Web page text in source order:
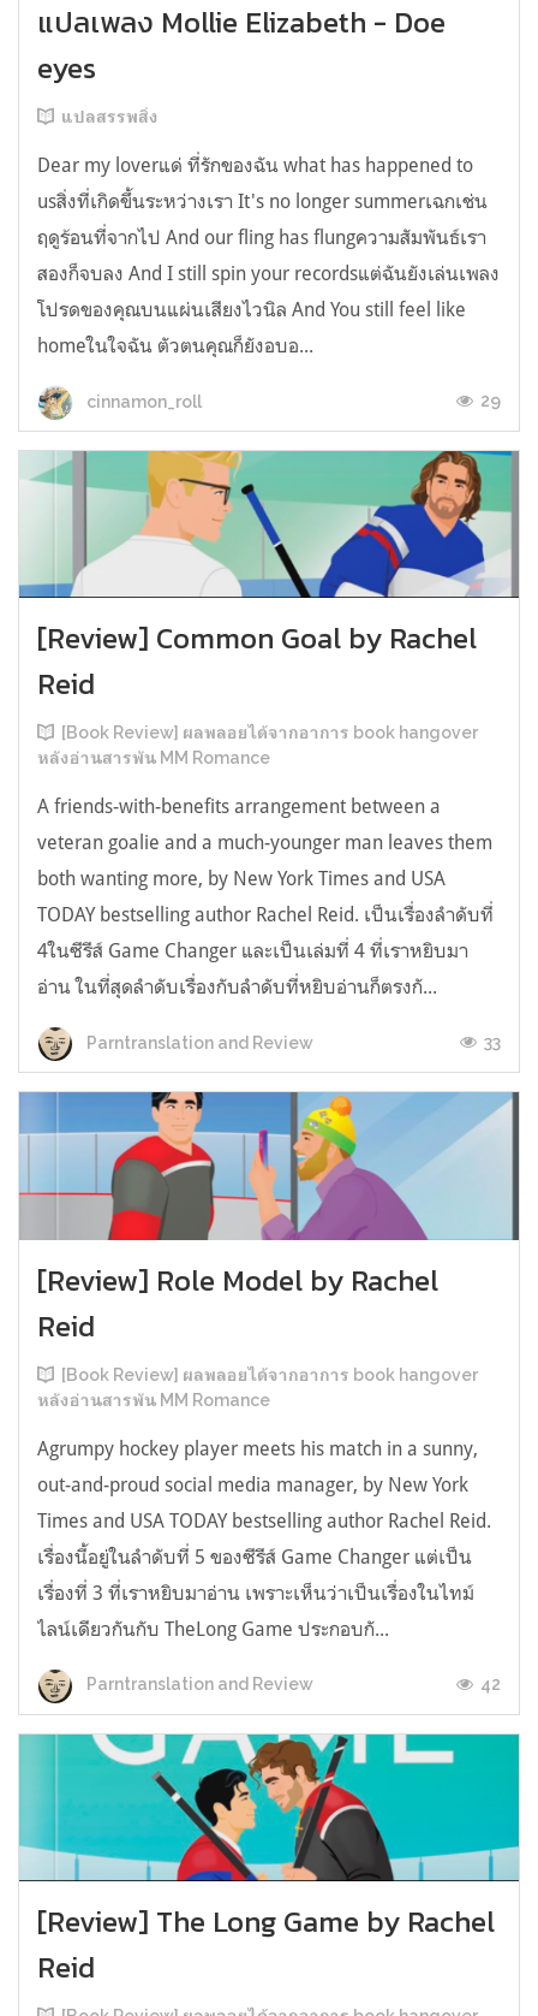
แปลเพลง Mollie Elizabeth - Doe
eyes
แปลสรรพสิ่ง
Dear my loverแด่ ที่รักของฉัน what has happened to
usสิ่งที่เกิดขึ้นระหว่างเรา It's no longer summerเฉกเช่น
ฤดูร้อนที่จากไป And our fling has flungความสัมพันธ์เรา
สองก็จบลง And I still spin your recordsแต่ฉันยังเล่นเพลง
โปรดของคุณบนแผ่นเสียงไวนิล And You still feel like
homeในใจฉัน ตัวตนคุณก็ยังอบอ...
cinnamon_roll 29
[Review] Common Goal by Rachel
Reid
[Book Review] ผลพลอยได้จากอาการ book hangover
หลังอ่านสารพัน MM Romance
A friends-with-benefits arrangement between a
veteran goalie and a much-younger man leaves them
both wanting more, by New York Times and USA
TODAY bestselling author Rachel Reid. เป็นเรื่องลำดับที่
4ในซีรีส์ Game Changer และเป็นเล่มที่ 4 ที่เราหยิบมา
อ่าน ในที่สุดลำดับเรื่องกับลำดับที่หยิบอ่านก็ตรงกั...
Parntranslation and Review 33
[Review] Role Model by Rachel
Reid
[Book Review] ผลพลอยได้จากอาการ book hangover
หลังอ่านสารพัน MM Romance
Agrumpy hockey player meets his match in a sunny,
out-and-proud social media manager, by New York
Times and USA TODAY bestselling author Rachel Reid.
เรื่องนี้อยู่ในลำดับที่ 5 ของซีรีส์ Game Changer แต่เป็น
เรื่องที่ 3 ที่เราหยิบมาอ่าน เพราะเห็นว่าเป็นเรื่องในไทม์
ไลน์เดียวกันกับ TheLong Game ประกอบกั...
Parntranslation and Review 42
[Review] The Long Game by Rachel
Reid